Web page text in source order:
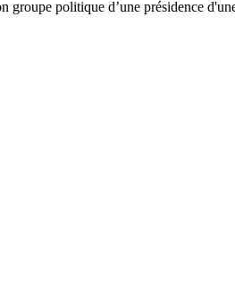
groupe politique d’une présidence